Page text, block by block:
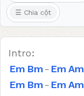
☰ Chia cột
Intro:
Em Bm - Em Am
Em Bm - Em Am